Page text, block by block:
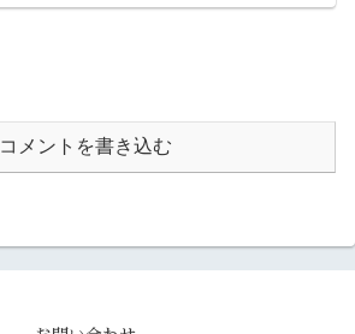
コメントを書き込む